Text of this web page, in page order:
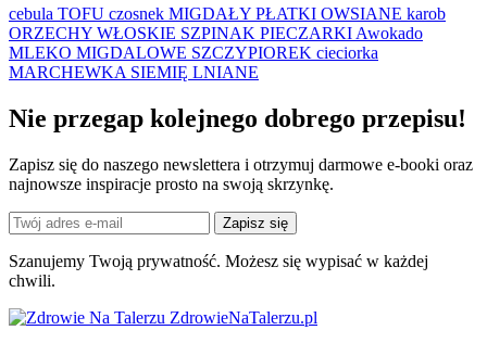
cebula TOFU czosnek MIGDAŁY PŁATKI OWSIANE karob
ORZECHY WŁOSKIE SZPINAK PIECZARKI Awokado
MLEKO MIGDALOWE SZCZYPIOREK cieciorka
MARCHEWKA SIEMIĘ LNIANE
Nie przegap kolejnego dobrego przepisu!
Zapisz się do naszego newslettera i otrzymuj darmowe e-booki oraz
najnowsze inspiracje prosto na swoją skrzynkę.
Zapisz się
Szanujemy Twoją prywatność. Możesz się wypisać w każdej
chwili.
ZdrowieNaTalerzu.pl